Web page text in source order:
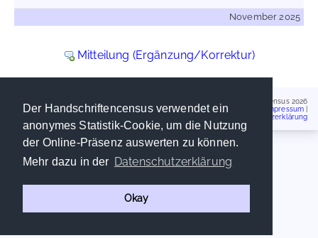
Der Handschriftencensus verwendet ein
anonymes Statistik-Cookie, um die Nutzung
der Online-Präsenz auswerten zu können.
Mehr dazu in der Datenschutzerklärung
Okay
November 2025
Mitteilung (Ergänzung/Korrektur)
Handschriftencensus 2026
Impressum
Datenschutzerklärung